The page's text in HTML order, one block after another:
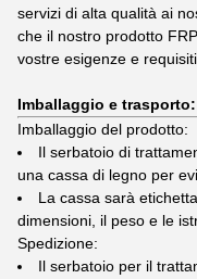
servizi di alta qualità ai
che il nostro prodotto
vostre esigenze e
Imballaggio e trasporto:
Imballaggio del prodotto:
Il serbatoio di
una cassa di legno per
La cassa sarà
dimensioni, il peso e le
Spedizione:
Il serbatoio per il